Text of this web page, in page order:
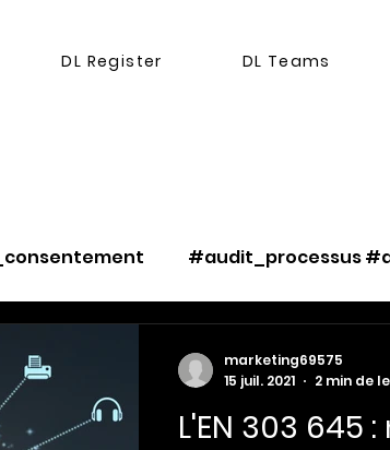
DL Register DL Teams
#audit_processus
#gerer_l_oppositionL'EN 303 645
marketing69575
15 juil. 2021
2 min de